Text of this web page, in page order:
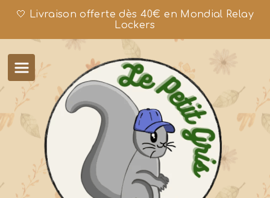
🤍 Livraison offerte dès 40€ en Mondial Relay
Lockers